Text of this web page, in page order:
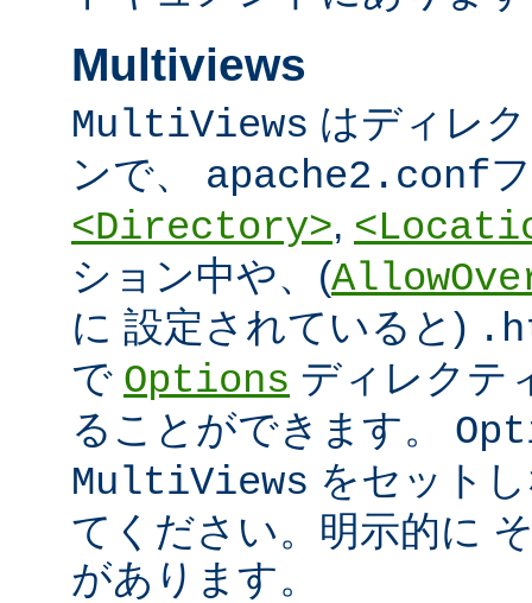
Multiviews
MultiViews はディレ
ンで、 apache2.conf
<Directory>,
ション中や、(
に 設定されていると)
で Options ディレクテ
ることができます。
MultiViews をセット
てください。明示的に
があります。